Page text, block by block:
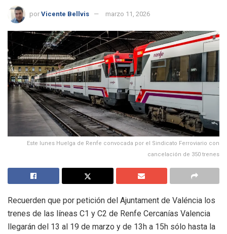
por Vicente Bellvis marzo 11, 2026
Este lunes Huelga de Renfe convocada por el Sindicato Ferroviario con
cancelación de 350 trenes
Recuerden que por petición del Ajuntament de Valéncia los
trenes de las líneas C1 y C2 de Renfe Cercanías Valencia
llegarán del 13 al 19 de marzo y de 13h a 15h sólo hasta la